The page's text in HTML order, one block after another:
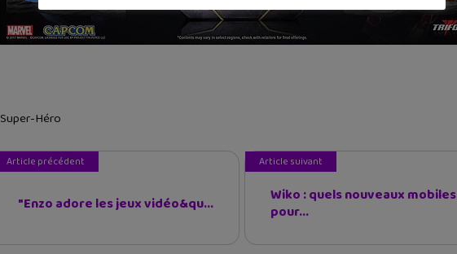
Super-Héro
Article précédent
"Enzo adore les jeux vidéo&qu...
Article suivant
Wiko : quels nouveaux mobiles
pour...